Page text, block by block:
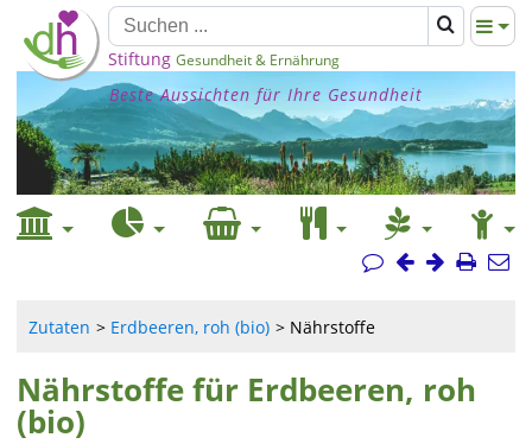
Stiftung Gesundheit & Ernährung
Beste Aussichten für Ihre Gesundheit
Zutaten Erdbeeren, roh (bio) Nährstoffe
Nährstoffe für Erdbeeren, roh
(bio)